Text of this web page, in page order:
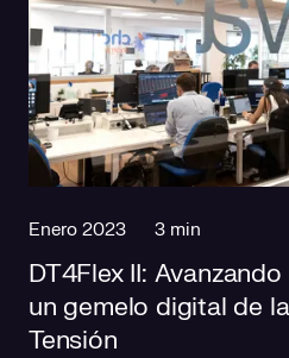
Enero 2023 3 min
DT4Flex II:
un gemelo digital de
Tensión